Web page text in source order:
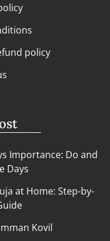
policy
Importance: Do and
Days
at Home: Step-by-
Kovil